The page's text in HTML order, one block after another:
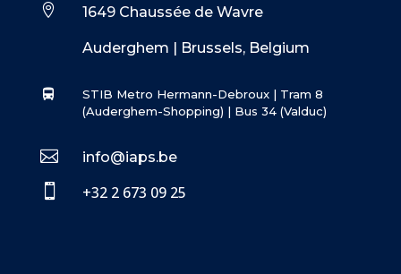
 1649 Chaussée de Wavre
Auderghem | Brussels, Belgium
STIB Metro Hermann-Debroux | Tram 8
(Auderghem-Shopping) | Bus 34 (Valduc)
 info@iaps.be
 +32 2 673 09 25